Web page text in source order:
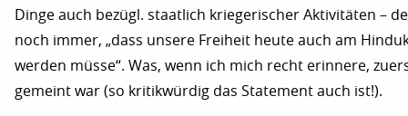
Dinge auch bezügl. staatlich kriegerischer Aktivitäten –
noch immer, „dass unsere Freiheit heute auch am
werden müsse“. Was, wenn ich mich recht erinnere,
gemeint war (so kritikwürdig das Statement auch ist!).